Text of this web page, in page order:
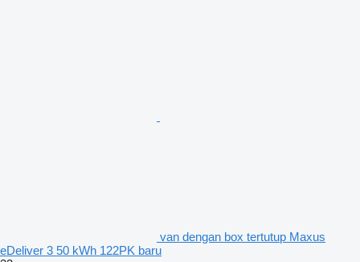
van dengan box tertutup Maxus
eDeliver 3 50 kWh 122PK baru